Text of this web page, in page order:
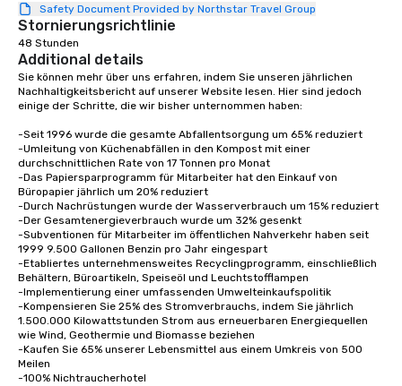
Safety Document Provided by Northstar Travel Group
Stornierungsrichtlinie
48 Stunden
Additional details
Sie können mehr über uns erfahren, indem Sie unseren jährlichen
Nachhaltigkeitsbericht auf unserer Website lesen. Hier sind jedoch
einige der Schritte, die wir bisher unternommen haben:
-Seit 1996 wurde die gesamte Abfallentsorgung um 65% reduziert
-Umleitung von Küchenabfällen in den Kompost mit einer
durchschnittlichen Rate von 17 Tonnen pro Monat
-Das Papiersparprogramm für Mitarbeiter hat den Einkauf von
Büropapier jährlich um 20% reduziert
-Durch Nachrüstungen wurde der Wasserverbrauch um 15% reduziert
-Der Gesamtenergieverbrauch wurde um 32% gesenkt
-Subventionen für Mitarbeiter im öffentlichen Nahverkehr haben seit
1999 9.500 Gallonen Benzin pro Jahr eingespart
-Etabliertes unternehmensweites Recyclingprogramm, einschließlich
Behältern, Büroartikeln, Speiseöl und Leuchtstofflampen
-Implementierung einer umfassenden Umwelteinkaufspolitik
-Kompensieren Sie 25% des Stromverbrauchs, indem Sie jährlich
1.500.000 Kilowattstunden Strom aus erneuerbaren Energiequellen
wie Wind, Geothermie und Biomasse beziehen
-Kaufen Sie 65% unserer Lebensmittel aus einem Umkreis von 500
Meilen
-100% Nichtraucherhotel